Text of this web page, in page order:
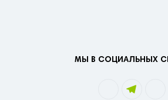
МЫ В СОЦИАЛЬНЫХ